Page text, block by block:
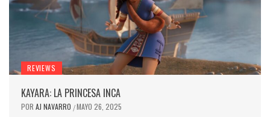
REVIEWS
KAYARA: LA PRINCESA INCA
POR AJ NAVARRO /MAYO 26, 2025